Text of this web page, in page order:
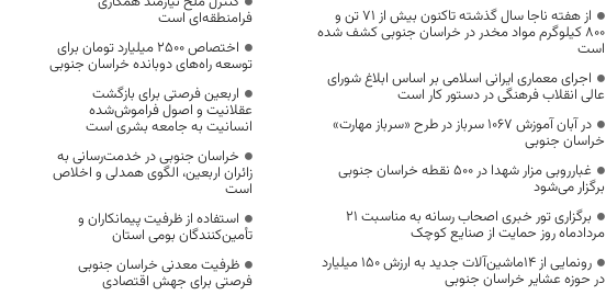
از هفته ناجا سال گذشته تاکنون بیش از ۷۱ تن و
۸۰۰ کیلوگرم مواد مخدر در خراسان جنوبی کشف شده
است
اجرای معماری ایرانی اسلامی بر اساس ابلاغ شورای
عالی انقلاب فرهنگی در دستور کار است
در آبان آموزش ۱۰۶۷ سرباز در طرح «سرباز مهارت»
خراسان جنوبی
غبارروبی مزار شهدا در ۵۰۰ نقطه خراسان جنوبی
برگزار می‌شود
برگزاری تور خبری اصحاب رسانه به مناسبت ۲۱
مردادماه روز حمایت از صنایع کوچک
رونمایی از 14ماشین‌آلات جدید به ارزش 150 میلیارد
در حوزه عشایر خراسان جنوبی
فرامنطقه‌ای است
اختصاص 2500 میلیارد تومان برای
توسعه راه‌های دوبانده خراسان جنوبی
اربعین فرصتی برای بازگشت
عقلانیت و اصول فراموش‌شده
انسانیت به جامعه بشری است
خراسان جنوبی در خدمت‌رسانی به
زائران اربعین، الگوی همدلی و اخلاص
است
استفاده از ظرفیت پیمانکاران و
تأمین‌کنندگان بومی استان
ظرفیت معدنی خراسان جنوبی
فرصتی برای جهش اقتصادی